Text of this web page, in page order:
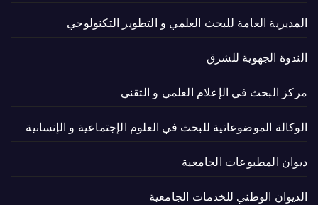
المديرية العامة للبحث العلمي و التطوير التكنولوجي
الندوة الجهوية للشرق
مركز البحث في الإعلام العلمي و التقني
الوكالة الموضوعاتية للبحث في العلوم الإجتماعية و الإنسانية
ديوان المطبوعات الجامعية
الديوان الوطني للخدمات الجامعية